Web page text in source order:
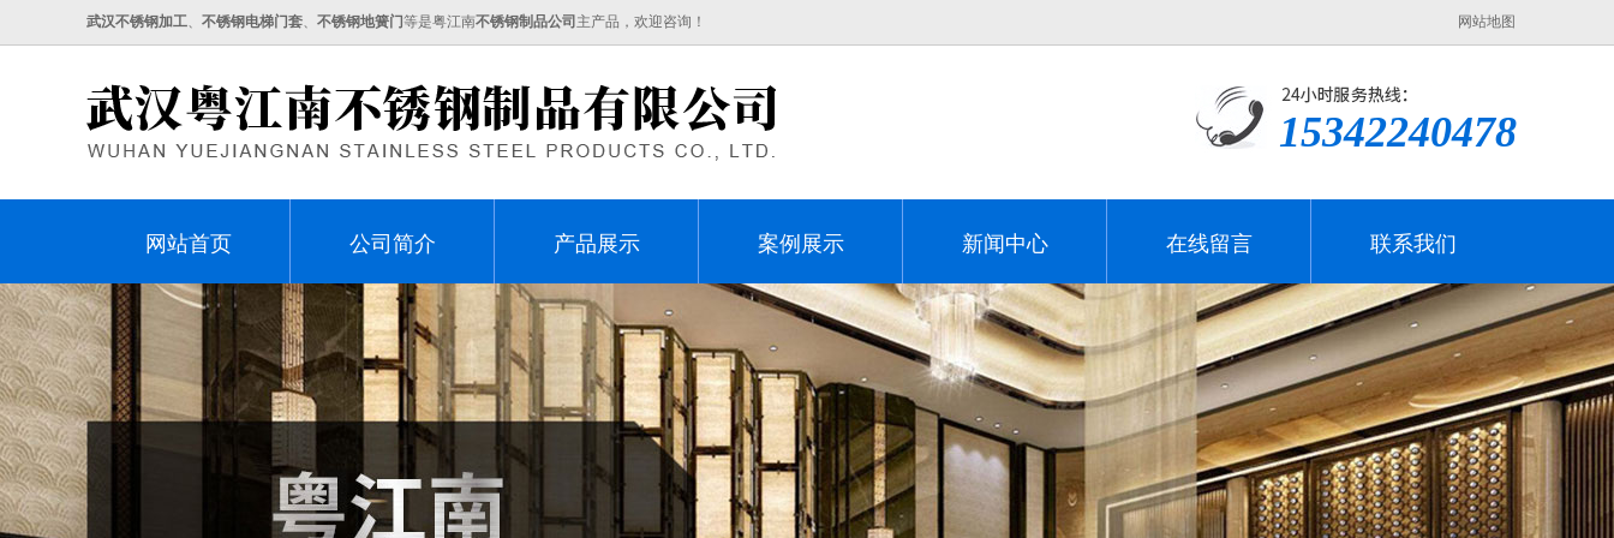
武汉不锈钢加工、 不锈钢电梯门套、 不锈钢地簧门等是粤江南不锈钢制品公司 主产品，欢迎咨询！ 网站地图
15342240478
网站首页 公司简介 产品展示 案例展示 新闻中心 在线留言 联系我们